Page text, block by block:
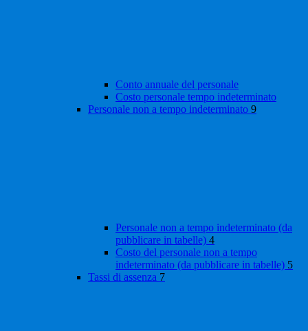
Conto annuale del personale
Costo personale tempo indeterminato
Personale non a tempo indeterminato 9
Personale non a tempo indeterminato (da
pubblicare in tabelle) 4
Costo del personale non a tempo
indeterminato (da pubblicare in tabelle) 5
Tassi di assenza 7